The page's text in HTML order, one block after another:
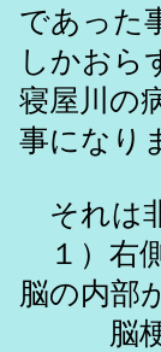
であった
しかおら
寝屋川の
事になり
それは
１）右
脳の内部
脳梗塞